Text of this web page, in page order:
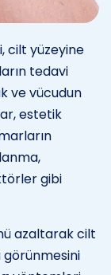
cilt yüzeyine
tedavi
ve vücudun
estetik
gibi
azaltarak cilt
görünmesini